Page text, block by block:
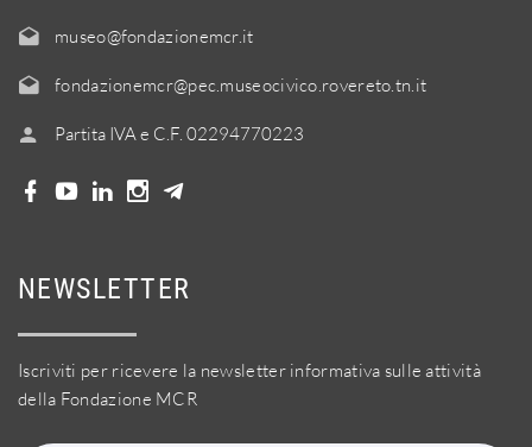
museo@fondazionemcr.it
fondazionemcr@pec.museocivico.rovereto.tn.it
Partita IVA e C.F. 02294770223
NEWSLETTER
Iscriviti per ricevere la newsletter informativa sulle attività
della Fondazione MCR